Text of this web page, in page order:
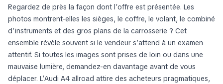
Regardez de près la façon dont l’offre est présentée. Les
photos montrent-elles les sièges, le coffre, le volant, le combiné
d’instruments et des gros plans de la carrosserie ? Cet
ensemble révèle souvent si le vendeur s’attend à un examen
attentif. Si toutes les images sont prises de loin ou dans une
mauvaise lumière, demandez-en davantage avant de vous
déplacer. L’Audi A4 allroad attire des acheteurs pragmatiques,